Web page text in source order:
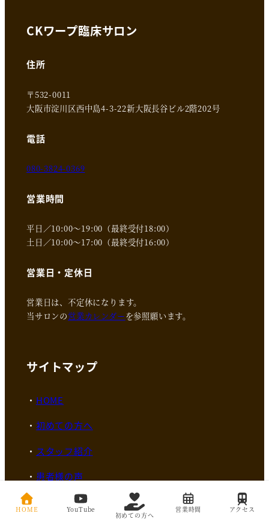
CKワープ臨床サロン
住所
〒532-0011
大阪市淀川区西中島4-3-22新大阪長谷ビル2階202号
電話
080-3824-0369
営業時間
平日／10:00～19:00（最終受付18:00）
土日／10:00～17:00（最終受付16:00）
営業日・定休日
営業日は、不定休になります。
当サロンの営業カレンダーを参照願います。
サイトマップ
HOME
初めての方へ
スタッフ紹介
患者様の声
HOME YouTube
初めての方へ
営業時間 アクセス